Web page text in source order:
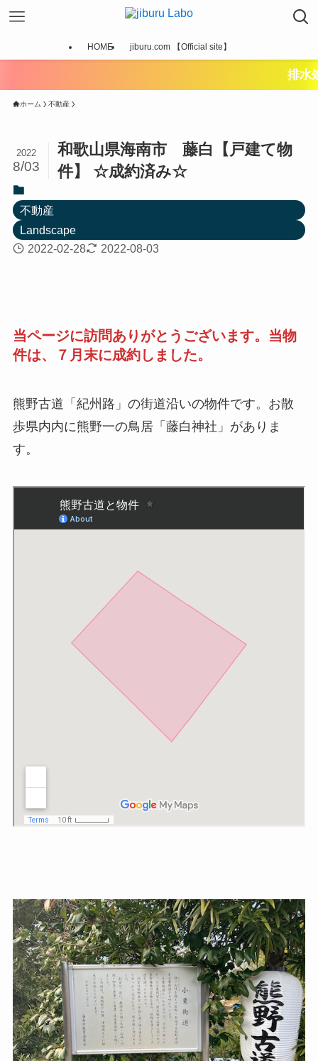
HOME jiburu.com 【Official site】
排水処理テーブ
ホーム 不動産
和歌山県海南市 藤白【戸建て物
件】 ☆成約済み☆
2022
8/03
不動産
Landscape
2022-02-28
2022-08-03
当ページに訪問ありがとうございます。当物
件は、７月末に成約しました。
熊野古道「紀州路」の街道沿いの物件です。お散
歩県内内に熊野一の鳥居「藤白神社」がありま
す。